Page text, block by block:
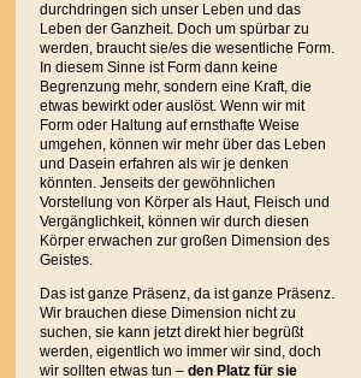
durchdringen sich unser Leben und das
Leben der Ganzheit. Doch um spürbar zu
werden, braucht sie/es die wesentliche Form.
In diesem Sinne ist Form dann keine
Begrenzung mehr, sondern eine Kraft, die
etwas bewirkt oder auslöst. Wenn wir mit
Form oder Haltung auf ernsthafte Weise
umgehen, können wir mehr über das Leben
und Dasein erfahren als wir je denken
könnten. Jenseits der gewöhnlichen
Vorstellung von Körper als Haut, Fleisch und
Vergänglichkeit, können wir durch diesen
Körper erwachen zur großen Dimension des
Geistes.
Das ist ganze Präsenz, da ist ganze Präsenz.
Wir brauchen diese Dimension nicht zu
suchen, sie kann jetzt direkt hier begrüßt
werden, eigentlich wo immer wir sind, doch
wir sollten etwas tun – den Platz für sie